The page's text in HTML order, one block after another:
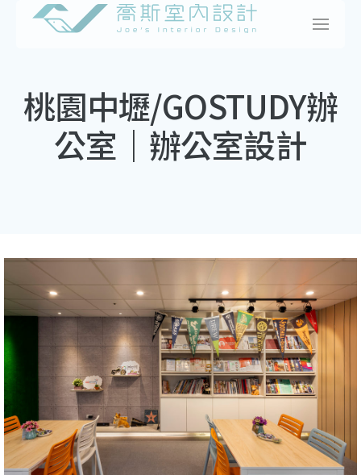
桃園中壢/GOSTUDY辦
公室｜辦公室設計